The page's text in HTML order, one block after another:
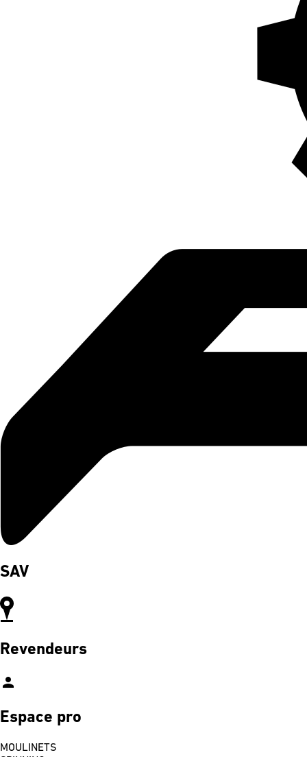
SAV
Revendeurs
person
Espace pro
MOULINETS